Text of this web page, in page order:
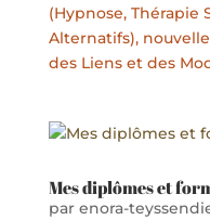
(Hypnose,
Alternatifs),
des Liens et des
Mes diplômes et
par enora-